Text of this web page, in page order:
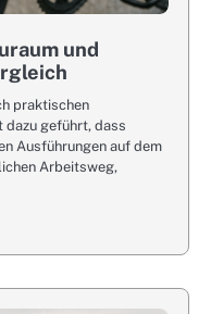
und
praktischen
dazu geführt, dass
Ausführungen auf dem
Arbeitsweg,